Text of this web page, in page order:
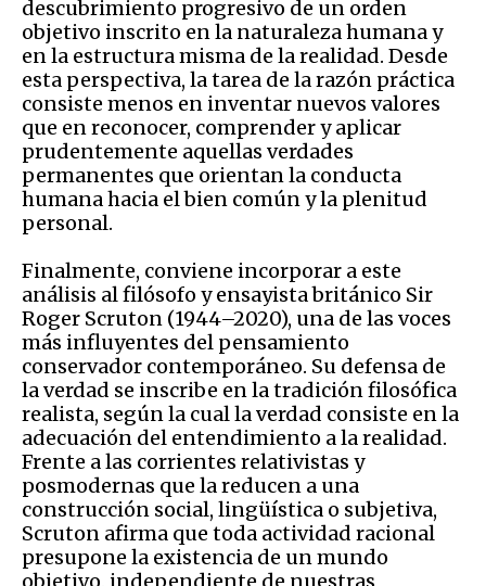
descubrimiento progresivo de un orden
objetivo inscrito en la naturaleza humana y
en la estructura misma de la realidad. Desde
esta perspectiva, la tarea de la razón práctica
consiste menos en inventar nuevos valores
que en reconocer, comprender y aplicar
prudentemente aquellas verdades
permanentes que orientan la conducta
humana hacia el bien común y la plenitud
personal.
Finalmente, conviene incorporar a este
análisis al filósofo y ensayista británico Sir
Roger Scruton (1944–2020), una de las voces
más influyentes del pensamiento
conservador contemporáneo. Su defensa de
la verdad se inscribe en la tradición filosófica
realista, según la cual la verdad consiste en la
adecuación del entendimiento a la realidad.
Frente a las corrientes relativistas y
posmodernas que la reducen a una
construcción social, lingüística o subjetiva,
Scruton afirma que toda actividad racional
presupone la existencia de un mundo
objetivo, independiente de nuestras